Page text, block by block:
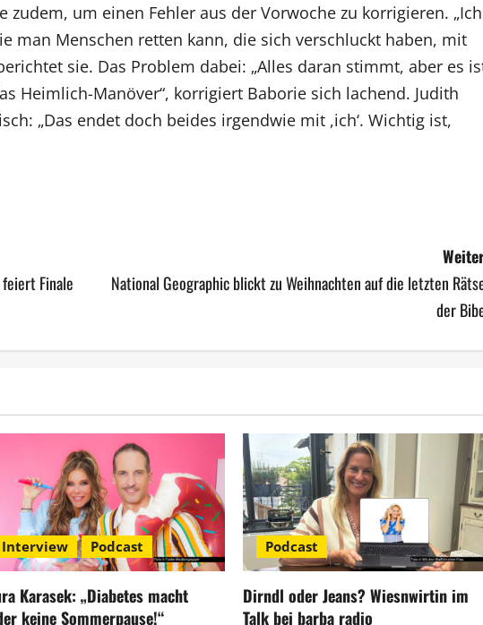
zudem, um einen Fehler aus der Vorwoche zu korrigieren. „Ich
man Menschen retten kann, die sich verschluckt haben, mit
sie. Das Problem dabei: „Alles daran stimmt, aber es
Heimlich-Manöver“, korrigiert Baborie sich lachend. Judith
„Das endet doch beides irgendwie mit ,ich‘. Wichtig ist,
Finale
National Geographic blickt zu Weihnachten auf die letzten
der
Interview Podcast
Karasek: „Diabetes macht
keine Sommerpause!“
Podcast
Dirndl oder Jeans? Wiesnwirtin im
Talk bei barba radio